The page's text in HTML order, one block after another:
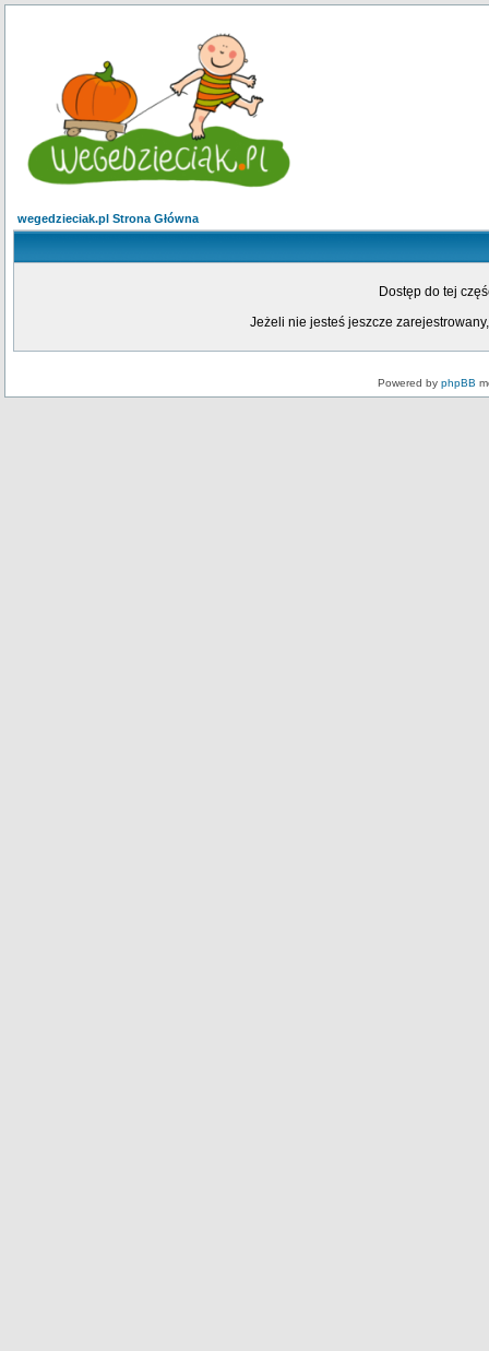
wegedzieciak.pl Strona Główna
Dostęp do tej
Jeżeli nie jesteś jeszcze
Powered by phpBB